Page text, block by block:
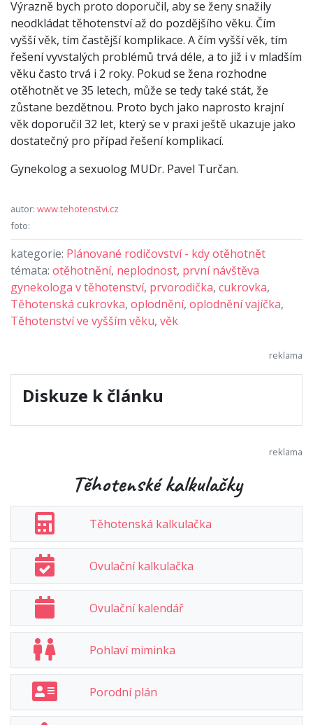
Výrazně bych proto doporučil, aby se ženy snažily
neodkládat těhotenství až do pozdějšího věku. Čím
vyšší věk, tím častější komplikace. A čím vyšší věk, tím
řešení vyvstalých problémů trvá déle, a to již i v mladším
věku často trvá i 2 roky. Pokud se žena rozhodne
otěhotnět ve 35 letech, může se tedy také stát, že
zůstane bezdětnou. Proto bych jako naprosto krajní
věk doporučil 32 let, který se v praxi ještě ukazuje jako
dostatečný pro případ řešení komplikací.
Gynekolog a sexuolog MUDr. Pavel Turčan.
autor: www.tehotenstvi.cz
foto:
kategorie: Plánované rodičovství - kdy otěhotnět
témata: otěhotnění, neplodnost, první návštěva
gynekologa v těhotenství, prvorodička, cukrovka,
Těhotenská cukrovka, oplodnění, oplodnění vajíčka,
Těhotenství ve vyšším věku, věk
Diskuze k článku
Těhotenské kalkulačky
Těhotenská kalkulačka
Ovulační kalkulačka
Ovulační kalendář
Pohlaví miminka
Porodní plán